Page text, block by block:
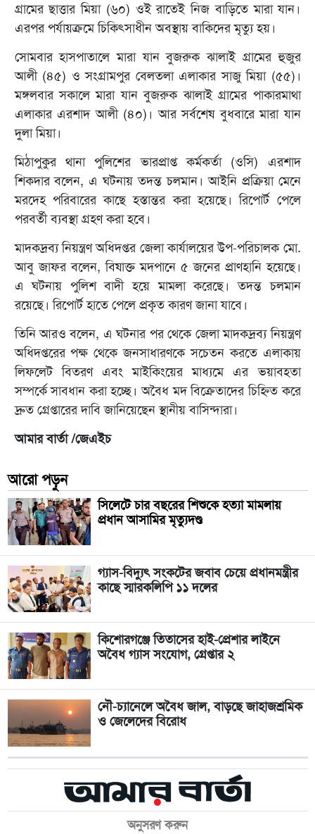
গ্রামের ছাত্তার মিয়া (৬০) ওই রাতেই নিজ বাড়িতে মারা যান।
এরপর পর্যায়ক্রমে চিকিৎসাধীন অবস্থায় বাকিদের মৃত্যু হয়।
সোমবার হাসপাতালে মারা যান বুজরুক ঝালাই গ্রামের হুজুর
আলী (৪৫) ও সংগ্রামপুর বেলতলা এলাকার সাজু মিয়া (৫৫)।
মঙ্গলবার সকালে মারা যান বুজরুক ঝালাই গ্রামের পাকারমাথা
এলাকার এরশাদ আলী (৪০)। আর সর্বশেষ বুধবারে মারা যান
দুলা মিয়া।
মিঠাপুকুর থানা পুলিশের ভারপ্রাপ্ত কর্মকর্তা (ওসি) এরশাদ
শিকদার বলেন, এ ঘটনায় তদন্ত চলমান। আইনি প্রক্রিয়া মেনে
মরদেহ পরিবারের কাছে হস্তান্তর করা হয়েছে। রিপোর্ট পেলে
পরবর্তী ব্যবস্থা গ্রহণ করা হবে।
মাদকদ্রব্য নিয়ন্ত্রণ অধিদপ্তর জেলা কার্যালয়ের উপ-পরিচালক মো.
আবু জাফর বলেন, বিষাক্ত মদপানে ৫ জনের প্রাণহানি হয়েছে।
এ ঘটনায় পুলিশ বাদী হয়ে মামলা করেছে। তদন্ত চলমান
রয়েছে। রিপোর্ট হাতে পেলে প্রকৃত কারণ জানা যাবে।
তিনি আরও বলেন, এ ঘটনার পর থেকে জেলা মাদকদ্রব্য নিয়ন্ত্রণ
অধিদপ্তরের পক্ষ থেকে জনসাধারণকে সচেতন করতে এলাকায়
লিফলেট বিতরণ এবং মাইকিংয়ের মাধ্যমে এর ভয়াবহতা
সম্পর্কে সাবধান করা হচ্ছে। অবৈধ মদ বিক্রেতাদের চিহ্নিত করে
দ্রুত গ্রেপ্তারের দাবি জানিয়েছেন স্থানীয় বাসিন্দারা।
আমার বার্তা /জেএইচ
আরো পড়ুন
সিলেটে চার বছরের শিশুকে হত্যা মামলায়
প্রধান আসামির মৃত্যুদণ্ড
গ্যাস-বিদ্যুৎ সংকটের জবাব চেয়ে প্রধানমন্ত্রীর
কাছে স্মারকলিপি ১১ দলের
কিশোরগঞ্জে তিতাসের হাই-প্রেশার লাইনে
অবৈধ গ্যাস সংযোগ, গ্রেপ্তার ২
নৌ-চ্যানেলে অবৈধ জাল, বাড়ছে জাহাজশ্রমিক
ও জেলেদের বিরোধ
অনুসরণ করুন